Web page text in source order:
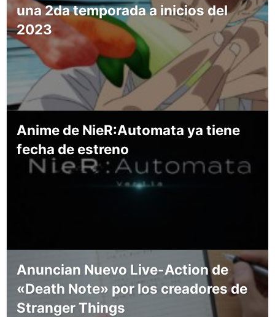
una 2da temporada a inicios del
2023
Anime de NieR:Automata ya tiene
fecha de estreno
Anuncian Nuevo Live-Action de
«Death Note» por los creadores de
Stranger Things